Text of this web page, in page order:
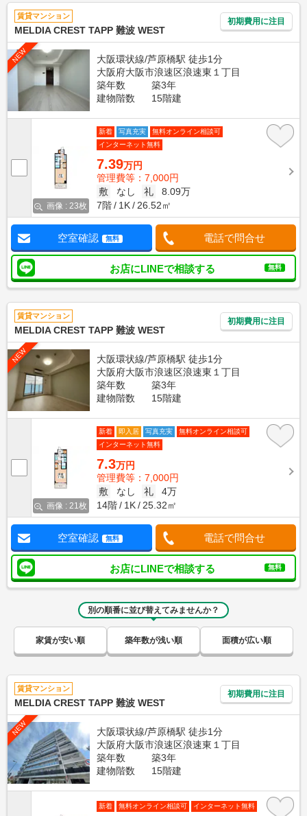
賃貸マンション
MELDIA CREST TAPP 難波 WEST
初期費用に注目
NEW
大阪環状線/芦原橋駅 徒歩1分
大阪府大阪市浪速区浪速東１丁目
築年数
築3年
建物階数
15階建
画像 : 23枚
新着 写真充実
無料オンライン相談可
インターネット無料
7.39万円
管理費等：7,000円
敷
なし 礼
8.09万
7階
1K 26.52㎡
空室確認 無料 電話で問合せ
お店にLINEで相談する 無料
賃貸マンション
MELDIA CREST TAPP 難波 WEST
初期費用に注目
NEW
大阪環状線/芦原橋駅 徒歩1分
大阪府大阪市浪速区浪速東１丁目
築年数
築3年
建物階数
15階建
画像 : 21枚
新着 即入居 写真充実
無料オンライン相談可
インターネット無料
7.3万円
管理費等：7,000円
敷
なし 礼
4万
14階
1K 25.32㎡
空室確認 無料 電話で問合せ
お店にLINEで相談する 無料
別の順番に並び替えてみませんか？
家賃が安い順 築年数が浅い順 面積が広い順
賃貸マンション
MELDIA CREST TAPP 難波 WEST
初期費用に注目
NEW
大阪環状線/芦原橋駅 徒歩1分
大阪府大阪市浪速区浪速東１丁目
築年数
築3年
建物階数
15階建
新着 無料オンライン相談可 インターネット無料